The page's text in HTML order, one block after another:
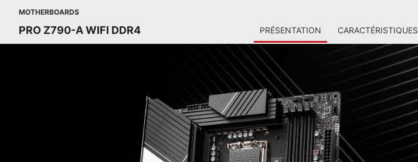
MOTHERBOARDS
PRO Z790-A WIFI DDR4 PRÉSENTATION CARACTÉRISTIQUES